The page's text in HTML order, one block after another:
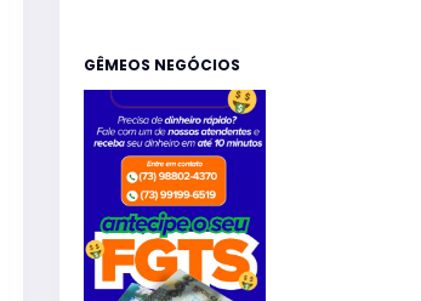
GÊMEOS NEGÓCIOS